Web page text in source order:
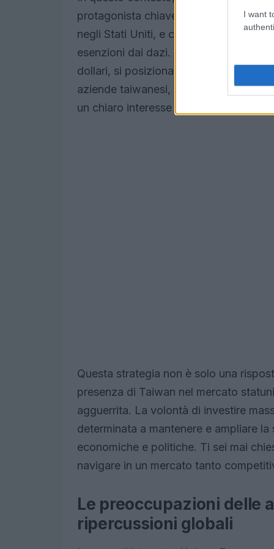
I want
protagonista chiave. L’azienda ha
negli Stati Uniti, e ci si aspetta che
esenzioni dai dazi. Anche Apple, con
dollari, si posiziona strategicamente
aziende taiwanesi, come Hon Hai,
un chiaro interesse per l’espansione
Questa strategia non è solo una
presenza di Taiwan nel mercato
agguerrita. La volontà di investire
determinata a mantenere e ampliare
economiche e politiche. Ti sei mai
navigare in un mercato tanto
Le preoccupazioni delle
ripercussioni globali